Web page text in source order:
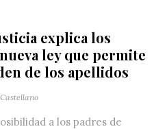
explica los
ley que permite
de los apellidos
a los padres de